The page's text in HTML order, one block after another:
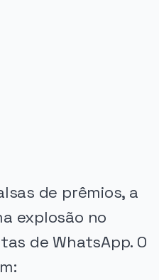
de prêmios, a
explosão no
de WhatsApp. O